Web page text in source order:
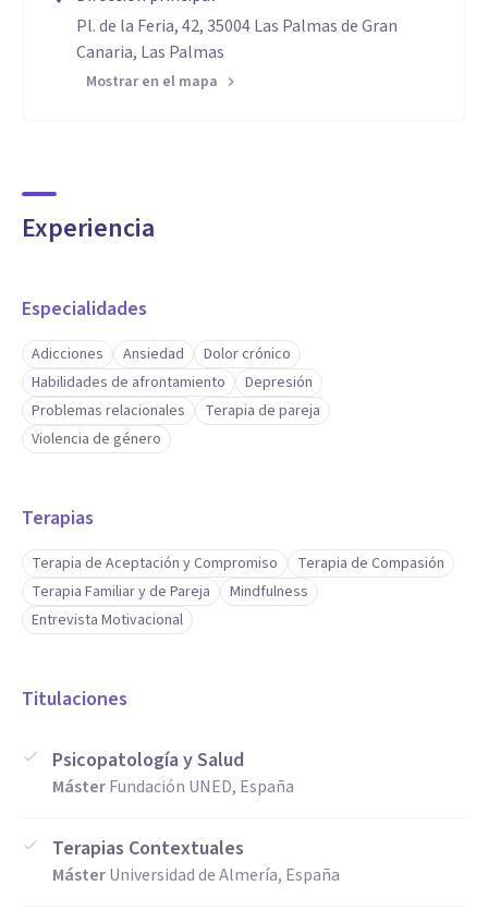
Pl. de la Feria, 42, 35004 Las Palmas de Gran
Canaria, Las Palmas
Mostrar en el mapa
Experiencia
Especialidades
Adicciones Ansiedad
Dolor crónico
Habilidades de afrontamiento
Depresión
Problemas relacionales
Terapia de pareja
Violencia de género
Terapias
Terapia de Aceptación y Compromiso
Terapia de Compasión
Terapia Familiar y de Pareja
Mindfulness
Entrevista Motivacional
Titulaciones
Psicopatología y Salud
MásterFundación UNED, España
Terapias Contextuales
MásterUniversidad de Almería, España